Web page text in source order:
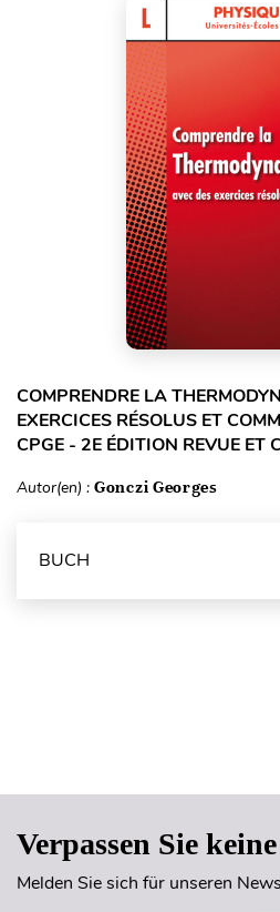
COMPRENDRE LA
EXERCICES RÉSOLUS ET
CPGE - 2E ÉDITION REVUE ET
Autor(en) : Gonczi Georges
BUCH
Verpassen Sie
Melden Sie sich für unseren